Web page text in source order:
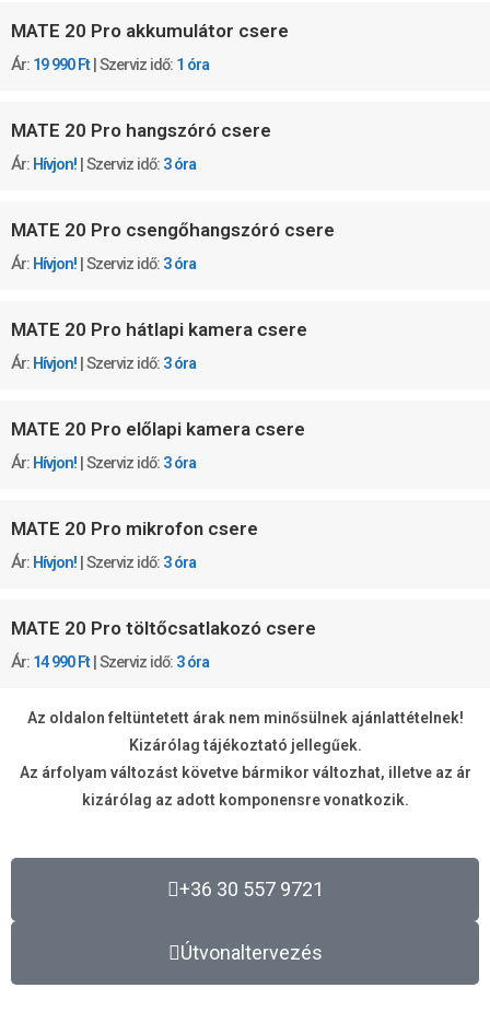
MATE 20 Pro akkumulátor csere
Ár: 19 990 Ft| Szerviz idő: 1 óra
MATE 20 Pro hangszóró csere
Ár: Hívjon! | Szerviz idő: 3 óra
MATE 20 Pro csengőhangszóró csere
Ár: Hívjon! | Szerviz idő: 3 óra
MATE 20 Pro hátlapi kamera csere
Ár: Hívjon! | Szerviz idő: 3 óra
MATE 20 Pro előlapi kamera csere
Ár: Hívjon! | Szerviz idő: 3 óra
MATE 20 Pro mikrofon csere
Ár: Hívjon! | Szerviz idő: 3 óra
MATE 20 Pro töltőcsatlakozó csere
Ár: 14 990 Ft| Szerviz idő: 3 óra
Az oldalon feltüntetett árak nem minősülnek ajánlattételnek!
Kizárólag tájékoztató jellegűek.
Az árfolyam változást követve bármikor változhat, illetve az ár
kizárólag az adott komponensre vonatkozik.
+36 30 557 9721
Útvonaltervezés